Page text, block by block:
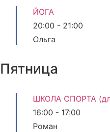
ЙОГА
20:00 - 21:00
Ольга
Пятница
ШКОЛА СПОРТА
16:00 - 17:00
Роман